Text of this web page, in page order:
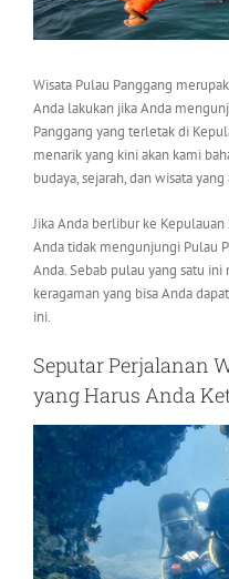
Wisata Pulau Panggang
Anda lakukan jika Anda
Panggang yang terletak di
menarik yang kini akan kami
budaya, sejarah, dan wisata
Jika Anda berlibur ke
Anda tidak mengunjungi Pulau
Anda. Sebab pulau yang satu
keragaman yang bisa Anda
ini.
Seputar Perjalanan
yang Harus Anda